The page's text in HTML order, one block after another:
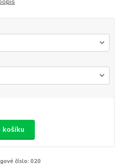
košíku
číslo: 020